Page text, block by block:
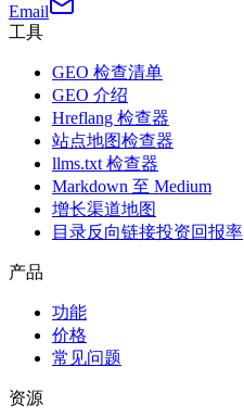
Email
工具
GEO 检查清单
GEO 介绍
Hreflang 检查器
站点地图检查器
llms.txt 检查器
Markdown 至 Medium
增长渠道地图
目录反向链接投资回报率
产品
功能
价格
常见问题
资源